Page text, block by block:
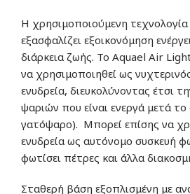
Η χρησιμοποιούμενη
εξασφαλίζει εξοικονόμηση
διάρκεια ζωής. Το Αquael Air
να χρησιμοποιηθεί ως
ενυδρεία, διευκολύνοντας έτσι
ψαριών που είναι ενεργά μετά το
γατόψαρο). Μπορεί επίσης να
ενυδρεία ως αυτόνομο συσκευή
φωτίσει πέτρες και άλλα
Σταθερή βάση εξοπλισμένη με